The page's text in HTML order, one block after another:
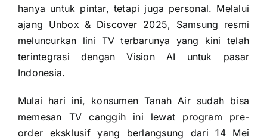
hanya untuk pintar, tetapi juga personal. Melalui
ajang Unbox & Discover 2025, Samsung resmi
meluncurkan lini TV terbarunya yang kini telah
terintegrasi dengan Vision AI untuk pasar
Indonesia.
Mulai hari ini, konsumen Tanah Air sudah bisa
memesan TV canggih ini lewat program pre-
order eksklusif yang berlangsung dari 14 Mei